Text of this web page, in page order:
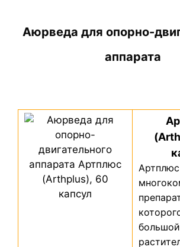
Аюрведа для опорно-
аппарата